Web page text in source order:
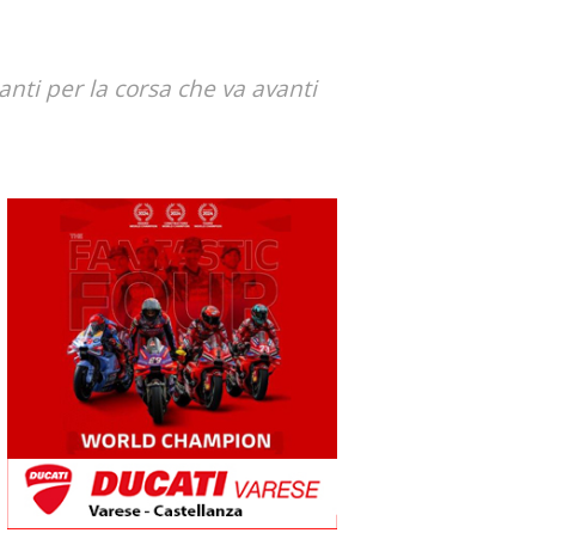
per la corsa che va avanti